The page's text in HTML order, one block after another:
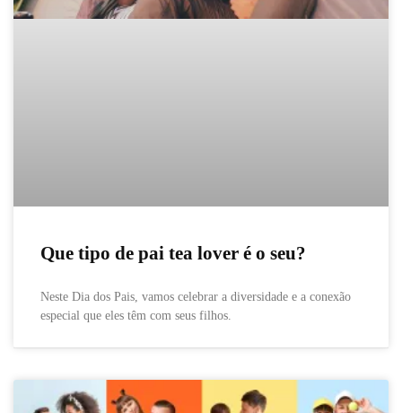
Que tipo de pai tea lover é o seu?
Neste Dia dos Pais, vamos celebrar a diversidade e a conexão
especial que eles têm com seus filhos.